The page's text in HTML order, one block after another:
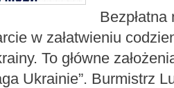
w załatwieniu
To główne
Ukrainie”. Burmistrz